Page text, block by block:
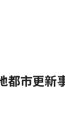
都市更新